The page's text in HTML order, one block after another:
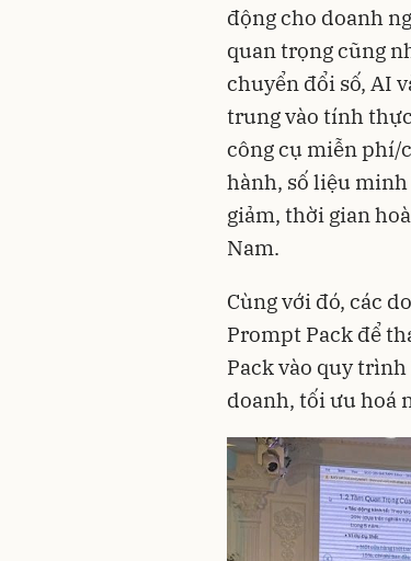
động cho doanh
quan trọng cũng
chuyển đổi số, AI
trung vào tính
công cụ miễn phí/
hành, số liệu
giảm, thời gian
Nam.
Cùng với đó, các
Prompt Pack để
Pack vào quy
doanh, tối ưu hoá